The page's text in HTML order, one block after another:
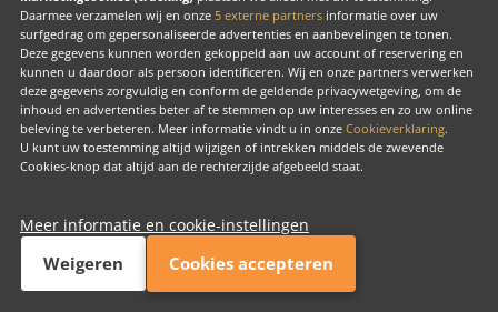
Daarmee verzamelen wij en onze 5 externe partners informatie over uw
surfgedrag om gepersonaliseerde advertenties en aanbevelingen te tonen.
Deze gegevens kunnen worden gekoppeld aan uw account of reservering en
kunnen u daardoor als persoon identificeren. Wij en onze partners verwerken
deze gegevens zorgvuldig en conform de geldende privacywetgeving, om de
inhoud en advertenties beter af te stemmen op uw interesses en zo uw online
beleving te verbeteren. Meer informatie vindt u in onze Cookieverklaring.
U kunt uw toestemming altijd wijzigen of intrekken middels de zwevende
Cookies-knop dat altijd aan de rechterzijde afgebeeld staat.
Meer informatie en cookie-instellingen
Weigeren Cookies accepteren
FacebookInstagramLinkedIn
Copyright
Valk Exclusief